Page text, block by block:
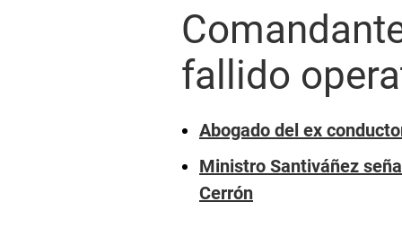
fallido
Abogado del ex
Ministro Santiváñez
Cerrón